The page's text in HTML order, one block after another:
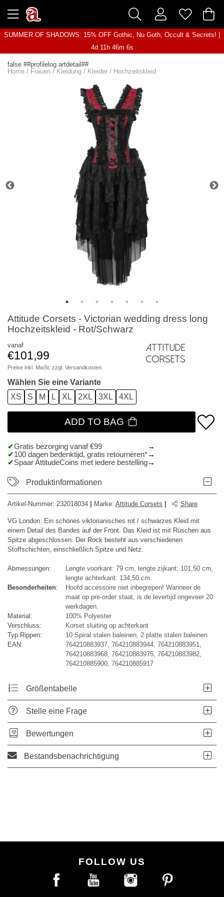
SUMMER OF SHADOWS: 15% OFF Gothic, Nu Goth, Occult & Secrets! |
4d 11h 46m 6s
false ##profilelog.artdetail##
Home / Frauen / Kleidung / Kleider / Hochzeitskleid
Attitude Corsets - Victorian wedding dress long
Hochzeitskleid - Rot/Schwarz
vanaf
€101,99
Preise inkl. MwSt. zzgl. Versandkosten
Attitude
Corsets
Wählen Sie eine Variante
XS
S M L XL 2XL 3XL 4XL
ADD TO BAG
Gratis bezorging vanaf €99
100 dagen bedenktijd, gratis retourneren*
Spaar AttitudeCoins met iedere bestelling
Produktinformationen
Artikel-Nummer: 232018034 Marke: Attitude Corsets Share
VG London. Ein schönes viktorianisches rot / schwarzes Kleid mit
einem Detail des Bandes auf der Front. Das Kleid ist mit Rüschen aus
Spitze abgeschlossen. Der Rock besteht aus verschiedenen
Stoffschichten, einschließlich Spitze und Netz.
Abmessungen:
Lengte voorkant: 79 cm, lengte zijkant: 101,50 cm,
lengte achterkant: 134,50 cm.
Besonderheiten:
Hoofd accessoire niet inbegrepen! Wanneer de
maat op pre-order staat, is de levertijd ongeveer 20
werkdagen.
Material:
100% Polyester
Verschluss:
Korset sluiting op achterkant
Typ Rippen:
10 Spiral stalen baleinen, 2 platte stalen baleinen
EAN:
764210883937, 764210883944, 764210883951,
764210883968, 764210883975, 764210883982,
764210885900, 764210885917
Größentabelle
Stelle eine Frage
Bewertungen
Bestandsbenachrichtigung
FOLLOW US